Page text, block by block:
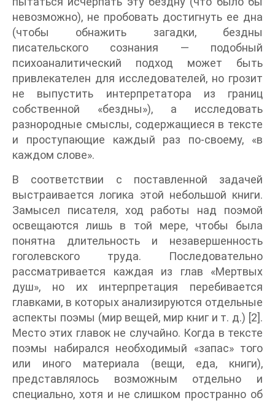
невозможно), не пробовать достигнуть ее дна
(чтобы обнажить загадки, бездны
писательского сознания — подобный
психоаналитический подход может быть
привлекателен для исследователей, но грозит
не выпустить интерпретатора из границ
собственной «бездны»), а исследовать
разнородные смыслы, содержащиеся в тексте
и проступающие каждый раз по-своему, «в
каждом слове».
В соответствии с поставленной задачей
выстраивается логика этой небольшой книги.
Замысел писателя, ход работы над поэмой
освещаются лишь в той мере, чтобы была
понятна длительность и незавершенность
гоголевского труда. Последовательно
рассматривается каждая из глав «Мертвых
душ», но их интерпретация перебивается
главками, в которых анализируются отдельные
аспекты поэмы (мир вещей, мир книг и т. д.) [2].
Место этих главок не случайно. Когда в тексте
поэмы набирался необходимый «запас» того
или иного материала (вещи, еда, книги),
представлялось возможным отдельно и
специально, хотя и не слишком пространно об